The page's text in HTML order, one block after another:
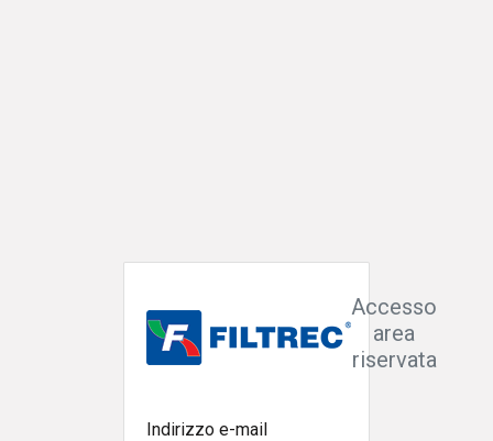
Accesso
area
riservata
Indirizzo e-mail